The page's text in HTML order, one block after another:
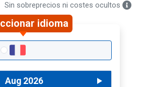
Sin sobreprecios ni costes ocultos
idioma
Aug 2026